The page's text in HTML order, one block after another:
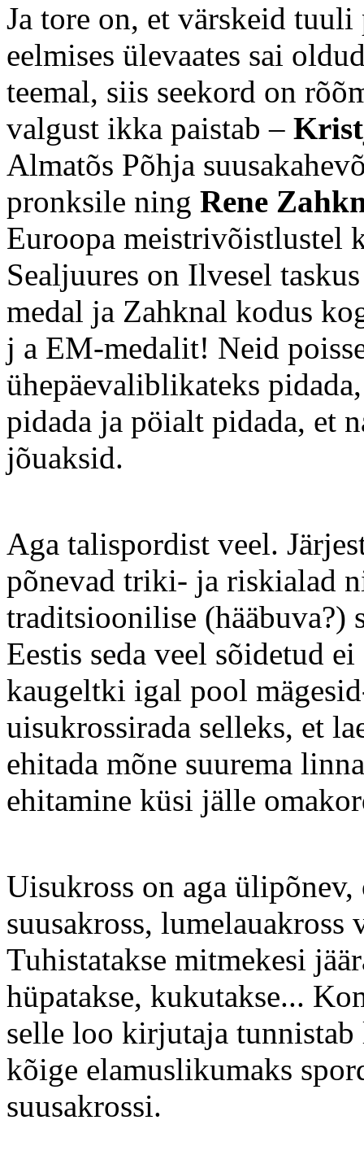
Ja tore on, et värskeid
eelmises ülevaates sai
teemal, siis seekord on
valgust ikka paistab –
Almatõs Põhja
pronksile ning Rene
Euroopa meistrivõistlustel
Sealjuures on Ilvesel
medal ja Zahknal kodus
j a EM-medalit! Neid
ühepäevaliblikateks
pidada ja pöialt pidada, et
jõuaksid.
Aga talispordist veel.
põnevad triki- ja riskialad
traditsioonilise (hääbuva?)
Eestis seda veel sõidetud
kaugeltki igal pool
uisukrossirada selleks, et
ehitada mõne suurema
ehitamine küsi jälle
Uisukross on aga
suusakross,
Tuhistatakse mitmekesi
hüpatakse, kukutakse...
selle loo kirjutaja tunnistab
kõige elamuslikumaks
suusakrossi.